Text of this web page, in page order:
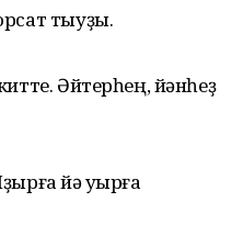
тыуҙы.
Әйтерһең, йәнһеҙ
йә уҡырға